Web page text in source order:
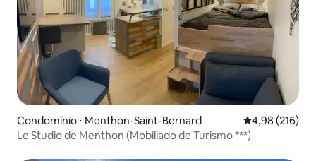
Condomínio ⋅ Menthon-Saint-Bernard 4,98 de uma
4,98 (216)
Le Studio de Menthon (Mobiliado de Turismo ***)